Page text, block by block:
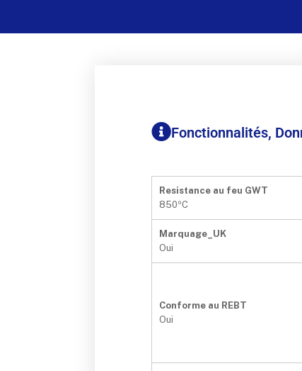
Fonctionnalités,
Resistance au feu GWT
850ºC
Marquage_UK
Oui
Conforme au REBT
Oui